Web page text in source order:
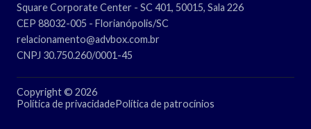
Square Corporate Center - SC 401, 50015, Sala 226
CEP 88032-005 - Florianópolis/SC
relacionamento@advbox.com.br
CNPJ 30.750.260/0001-45
Copyright © 2026
Política de privacidadePolítica de patrocínios